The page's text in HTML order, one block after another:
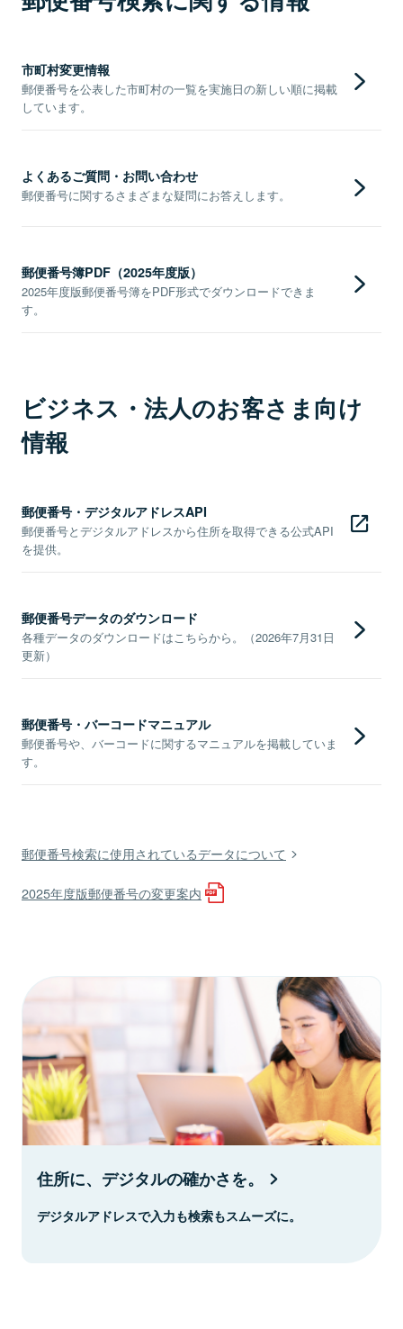
市町村変更情報
郵便番号を公表した市町村の一覧を実施日の新しい順に掲載
しています。
よくあるご質問・お問い合わせ
郵便番号に関するさまざまな疑問にお答えします。
郵便番号簿PDF（2025年度版）
2025年度版郵便番号簿をPDF形式でダウンロードできま
す。
ビジネス・法人のお客さま向け
情報
郵便番号・デジタルアドレスAPI
郵便番号とデジタルアドレスから住所を取得できる公式API
を提供。
郵便番号データのダウンロード
各種データのダウンロードはこちらから。（2026年7月31日
更新）
郵便番号・バーコードマニュアル
郵便番号や、バーコードに関するマニュアルを掲載していま
す。
郵便番号検索に使用されているデータについて
2025年度版郵便番号の変更案内
住所に、デジタルの確かさを。
デジタルアドレスで入力も検索もスムーズに。